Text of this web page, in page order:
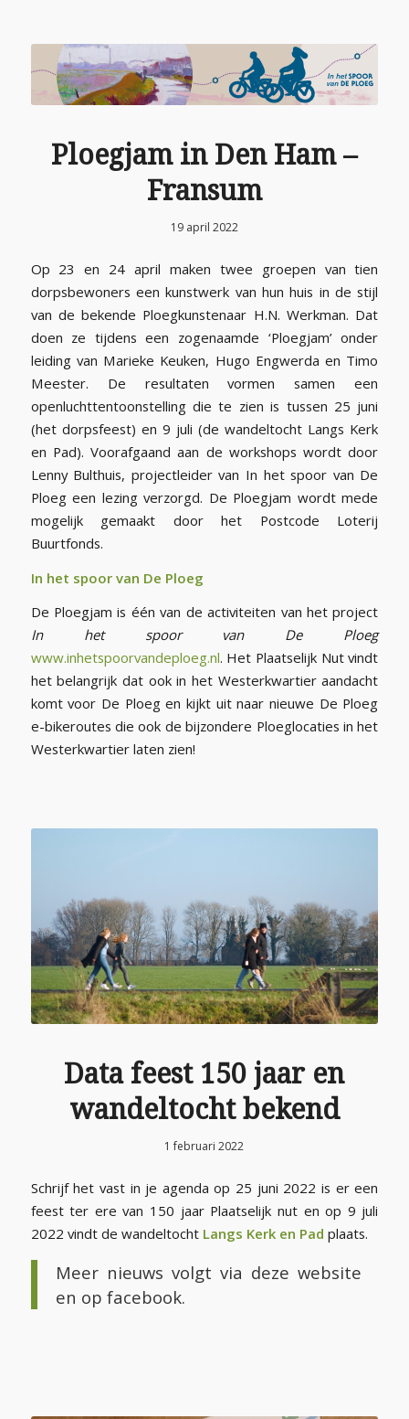
Ploegjam in Den Ham –
Fransum
19 april 2022
Op 23 en 24 april maken twee groepen van tien
dorpsbewoners een kunstwerk van hun huis in de stijl
van de bekende Ploegkunstenaar H.N. Werkman. Dat
doen ze tijdens een zogenaamde ‘Ploegjam’ onder
leiding van Marieke Keuken, Hugo Engwerda en Timo
Meester. De resultaten vormen samen een
openluchttentoonstelling die te zien is tussen 25 juni
(het dorpsfeest) en 9 juli (de wandeltocht Langs Kerk
en Pad). Voorafgaand aan de workshops wordt door
Lenny Bulthuis, projectleider van In het spoor van De
Ploeg een lezing verzorgd. De Ploegjam wordt mede
mogelijk gemaakt door het Postcode Loterij
Buurtfonds.
In het spoor van De Ploeg
De Ploegjam is één van de activiteiten van het project
In het spoor van De Ploeg
www.inhetspoorvandeploeg.nl. Het Plaatselijk Nut vindt
het belangrijk dat ook in het Westerkwartier aandacht
komt voor De Ploeg en kijkt uit naar nieuwe De Ploeg
e-bikeroutes die ook de bijzondere Ploeglocaties in het
Westerkwartier laten zien!
Data feest 150 jaar en
wandeltocht bekend
1 februari 2022
Schrijf het vast in je agenda op 25 juni 2022 is er een
feest ter ere van 150 jaar Plaatselijk nut en op 9 juli
2022 vindt de wandeltocht Langs Kerk en Pad plaats.
Meer nieuws volgt via deze website
en op facebook.